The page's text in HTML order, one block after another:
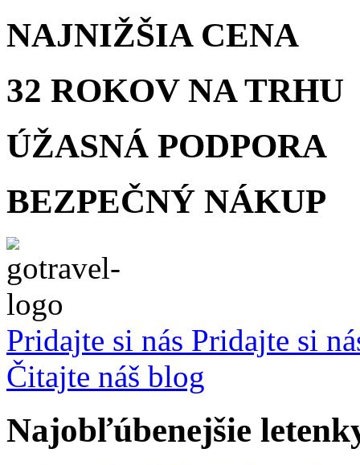
NAJNIŽŠIA CENA
32 ROKOV NA TRHU
ÚŽASNÁ PODPORA
BEZPEČNÝ NÁKUP
Pridajte si nás Pridajte si
Čitajte náš blog
Najobľúbenejšie